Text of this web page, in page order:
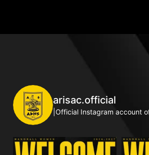
arisac.official
|Official Instagram account